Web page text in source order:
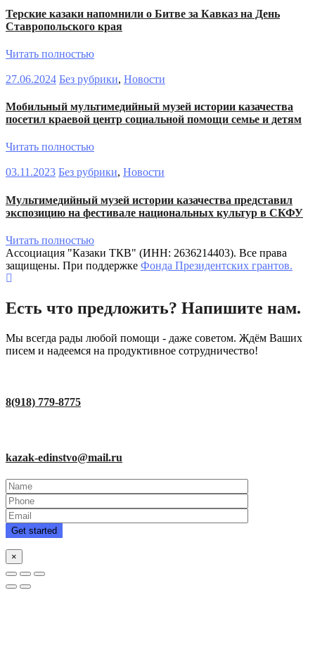
Терские казаки напомнили о Битве за Кавказ на День
Ставропольского края
Читать полностью
27.06.2024 Без рубрики, Новости
Мобильный мультимедийный музей истории казачества
посетил краевой центр социальной помощи семье и детям
Читать полностью
03.11.2023 Без рубрики, Новости
Мультимедийный музей истории казачества представил
экспозицию на фестивале национальных культур в СКФУ
Читать полностью
Ассоциация "Казаки ТКВ" (ИНН: 2636214403). Все права
защищены. При поддержке Фонда Президентских грантов.
Есть что предложить? Напишите нам.
Мы всегда рады любой помощи - даже советом. Ждём Ваших
писем и надеемся на продуктивное сотрудничество!
8(918) 779-8775
kazak-edinstvo@mail.ru
×